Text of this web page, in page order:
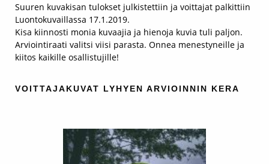
Suuren kuvakisan tulokset julkistettiin ja voittajat palkittiin
Luontokuvaillassa 17.1.2019.
Kisa kiinnosti monia kuvaajia ja hienoja kuvia tuli paljon.
Arviointiraati valitsi viisi parasta. Onnea menestyneille ja
kiitos kaikille osallistujille!
VOITTAJAKUVAT LYHYEN ARVIOINNIN KERA